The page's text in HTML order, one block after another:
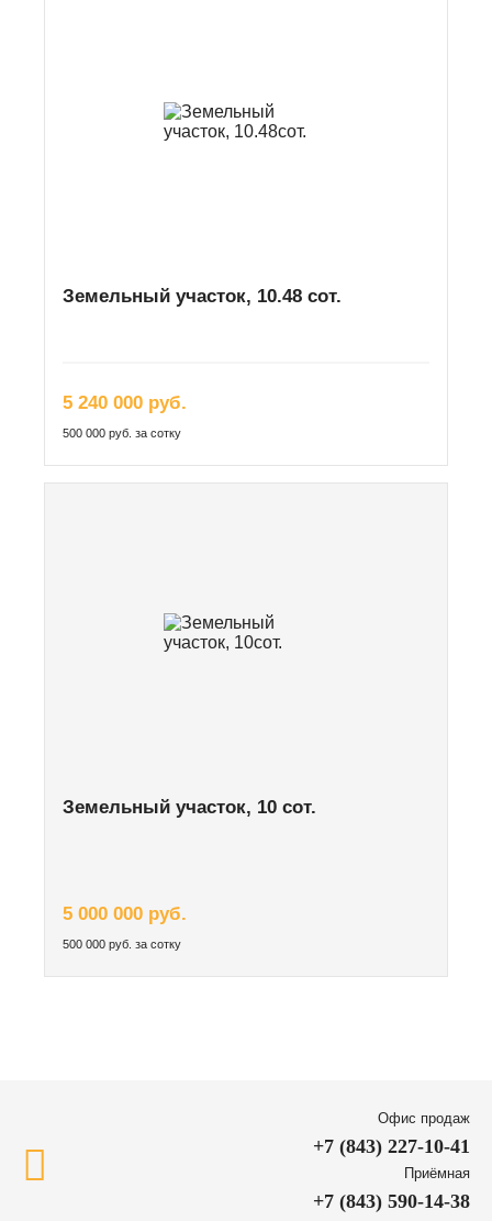
Земельный участок, 10.48 сот.
5 240 000 руб.
500 000 руб. за сотку
Земельный участок, 10 сот.
5 000 000 руб.
500 000 руб. за сотку
Офис продаж
+7 (843) 227-10-41
Приёмная
+7 (843) 590-14-38